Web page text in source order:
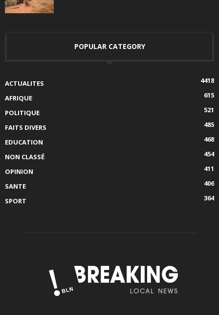
POPULAR CATEGORY
ACTUALITES
4418
AFRIQUE
615
POLITIQUE
521
FAITS DIVERS
485
EDUCATION
468
NON CLASSÉ
454
OPINION
411
SANTE
406
SPORT
364